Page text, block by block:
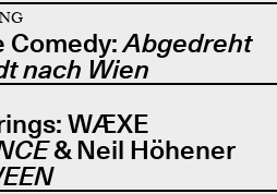
Comedy:Abgedreht
nach Wien
WÆXE
& Neil Höhener